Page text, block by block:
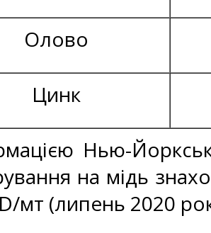
Олово
Цинк
Нью-
на мідь
мт (липень 2020